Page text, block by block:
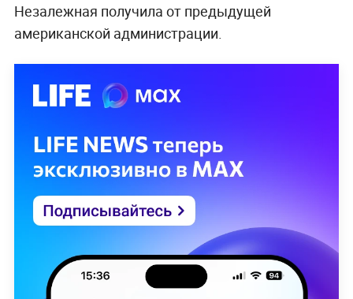
Незалежная получила от предыдущей
американской администрации.